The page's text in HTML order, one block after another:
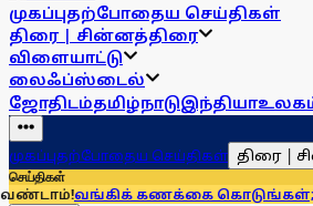
முகப்புதற்போதைய செய்திகள்
திரை | சின்னத்திரை
விளையாட்டு
லைஃப்ஸ்டைல்
ஜோதிடம்தமிழ்நாடுஇந்தியா
முகப்புதற்போதைய செய்திகள் திரை |
செய்திகள்
கணக்கை கொடுங்கள்; பணம்